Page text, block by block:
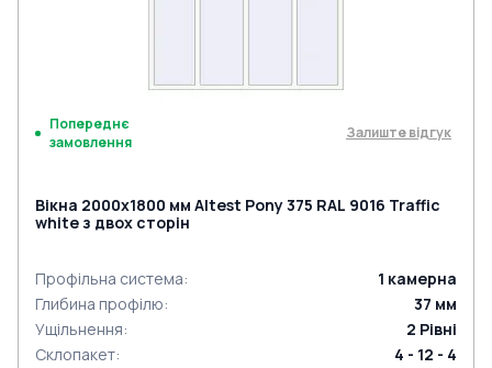
Попереднє
замовлення
Залиште відгук
Вікна 2000x1800 мм Altest Pony 375 RAL 9016 Traffic
white з двох сторін
Профільна система: 1 камерна
Глибина профілю: 37 мм
Ущільнення: 2 Рівні
Склопакет:
4 - 12 - 4